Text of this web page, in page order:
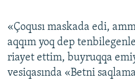
«Çoqusı maskada edi,
aqqım yoq dep
riayet ettim, buyruqqa
vesiqasında «Betni